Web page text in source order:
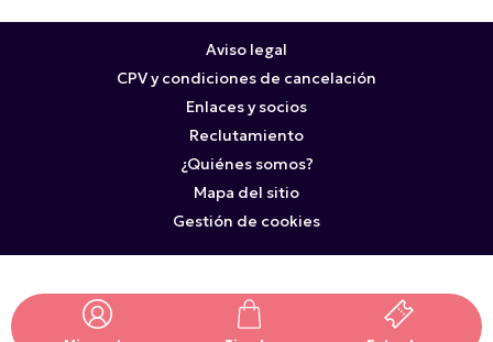
Aviso legal
CPV y condiciones de cancelación
Enlaces y socios
Reclutamiento
¿Quiénes somos?
Mapa del sitio
Gestión de cookies